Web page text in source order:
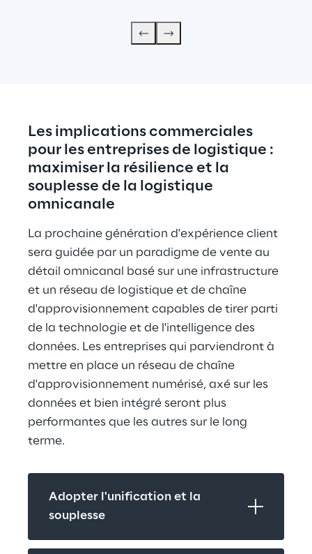
Les implications commerciales
pour les entreprises de logistique :
maximiser la résilience et la
souplesse de la logistique
omnicanale
La prochaine génération d'expérience client
sera guidée par un paradigme de vente au
détail omnicanal basé sur une infrastructure
et un réseau de logistique et de chaîne
d'approvisionnement capables de tirer parti
de la technologie et de l'intelligence des
données. Les entreprises qui parviendront à
mettre en place un réseau de chaîne
d'approvisionnement numérisé, axé sur les
données et bien intégré seront plus
performantes que les autres sur le long
terme.
Adopter l'unification et la
souplesse